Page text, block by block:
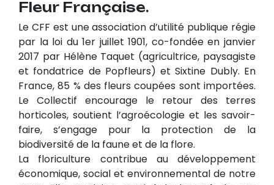
Fleur Française.
Le CFF est une association d’utilité publique régie
par la loi du 1er juillet 1901, co-fondée en janvier
2017 par Hélène Taquet (agricultrice, paysagiste
et fondatrice de Popfleurs) et Sixtine Dubly. En
France, 85 % des fleurs coupées sont importées.
Le Collectif encourage le retour des terres
horticoles, soutient l’agroécologie et les savoir-
faire, s’engage pour la protection de la
biodiversité de la faune et de la flore.
La floriculture contribue au développement
économique, social et environnemental de notre